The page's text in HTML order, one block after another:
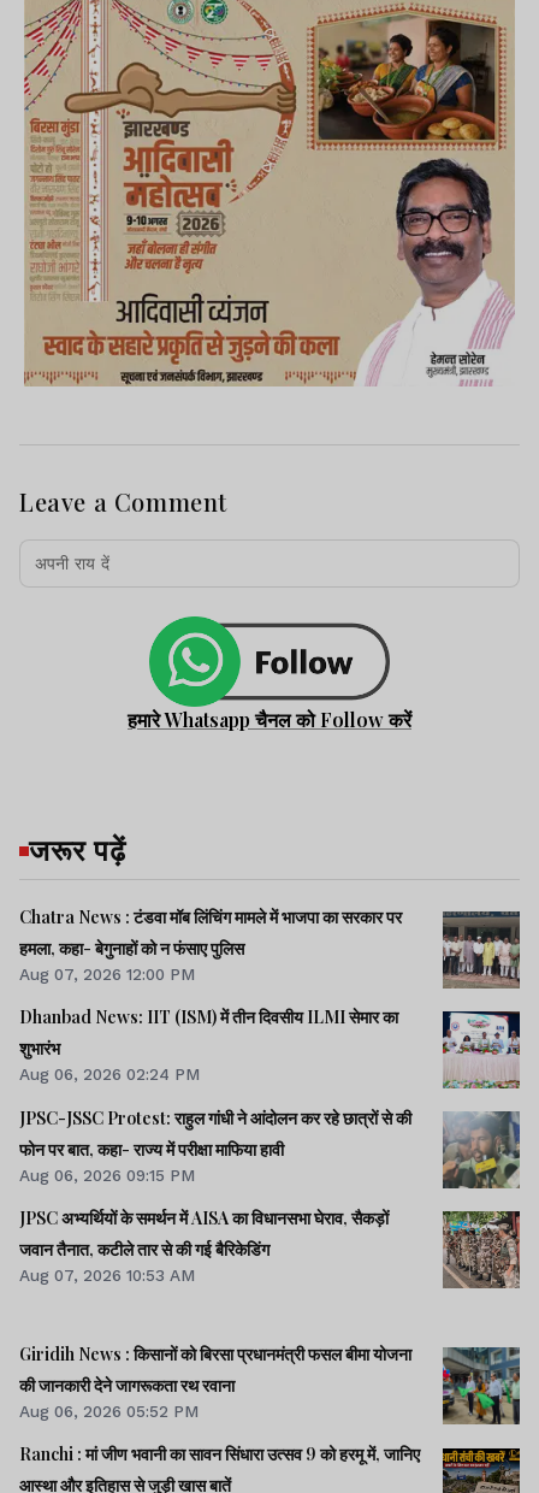
Leave a Comment
हमारे Whatsapp चैनल को Follow करें
जरूर पढ़ें
Chatra News : टंडवा मॉब लिंचिंग मामले में भाजपा का सरकार पर
हमला, कहा- बेगुनाहों को न फंसाए पुलिस
Aug 07, 2026 12:00 PM
Dhanbad News: IIT (ISM) में तीन दिवसीय ILMI सेमार का
शुभारंभ
Aug 06, 2026 02:24 PM
JPSC-JSSC Protest: राहुल गांधी ने आंदोलन कर रहे छात्रों से की
फोन पर बात, कहा- राज्य में परीक्षा माफिया हावी
Aug 06, 2026 09:15 PM
JPSC अभ्यर्थियों के समर्थन में AISA का विधानसभा घेराव, सैकड़ों
जवान तैनात, कटीले तार से की गई बैरिकेडिंग
Aug 07, 2026 10:53 AM
Giridih News : किसानों को बिरसा प्रधानमंत्री फसल बीमा योजना
की जानकारी देने जागरूकता रथ रवाना
Aug 06, 2026 05:52 PM
Ranchi : मां जीण भवानी का सावन सिंधारा उत्सव 9 को हरमू में, जानिए
आस्था और इतिहास से जुड़ी खास बातें